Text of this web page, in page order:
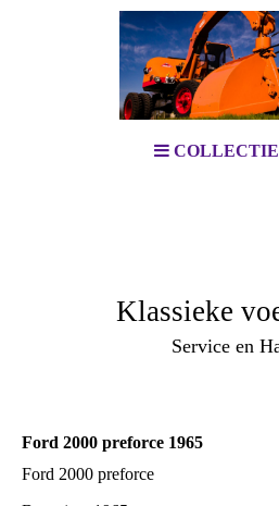
COLLECTIE
Klassieke
Service en
Ford 2000 preforce 1965
Ford 2000 preforce